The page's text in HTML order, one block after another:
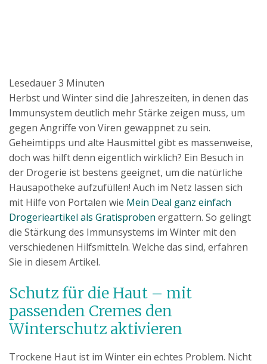
Lesedauer3 Minuten
Herbst und Winter sind die Jahreszeiten, in denen das
Immunsystem deutlich mehr Stärke zeigen muss, um
gegen Angriffe von Viren gewappnet zu sein.
Geheimtipps und alte Hausmittel gibt es massenweise,
doch was hilft denn eigentlich wirklich? Ein Besuch in
der Drogerie ist bestens geeignet, um die natürliche
Hausapotheke aufzufüllen! Auch im Netz lassen sich
mit Hilfe von Portalen wie Mein Deal ganz einfach
Drogerieartikel als Gratisproben ergattern. So gelingt
die Stärkung des Immunsystems im Winter mit den
verschiedenen Hilfsmitteln. Welche das sind, erfahren
Sie in diesem Artikel.
Schutz für die Haut – mit
passenden Cremes den
Winterschutz aktivieren
Trockene Haut ist im Winter ein echtes Problem. Nicht